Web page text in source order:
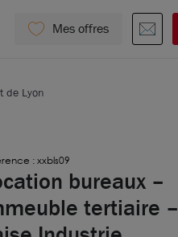
Mes offres
de Lyon
: xxbls09
bureaux –
tertiaire –